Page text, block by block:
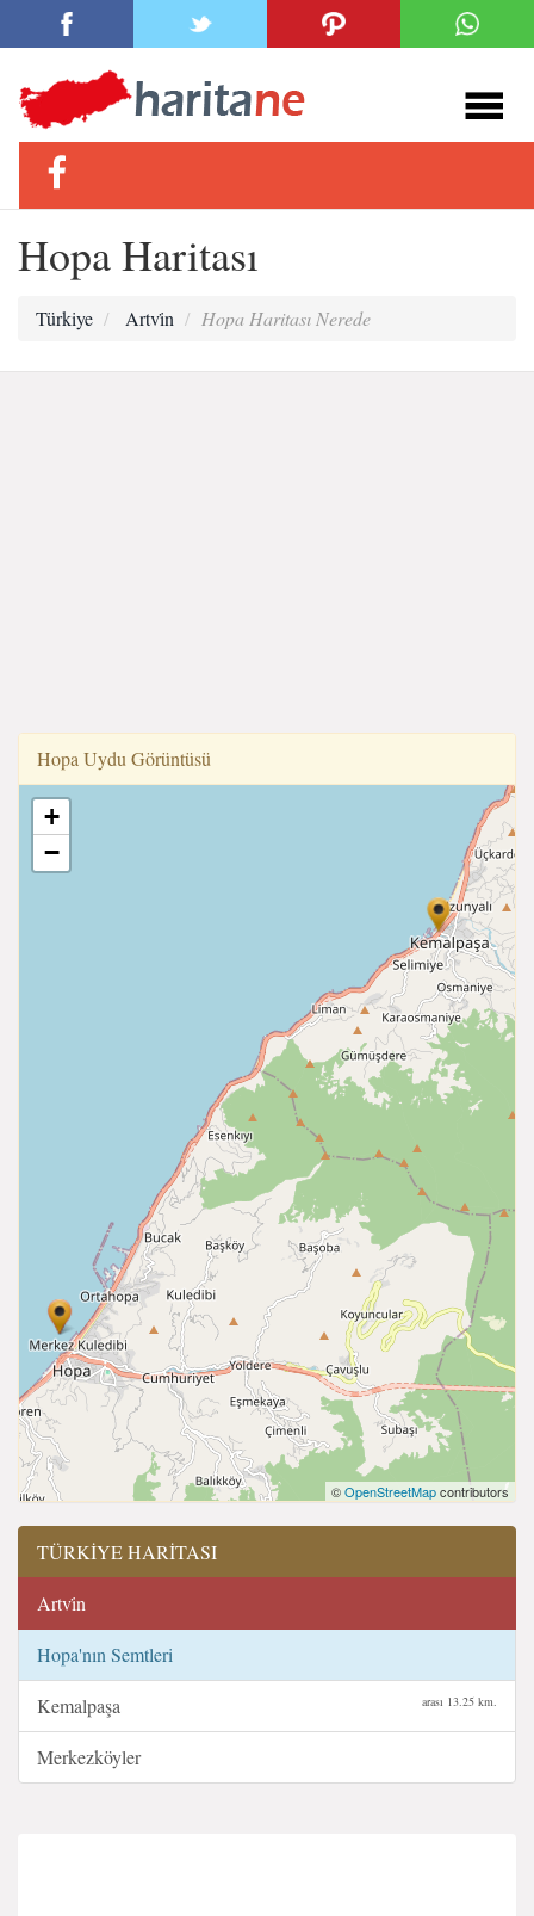
Hopa Haritası
Türkiye Artvi̇n Hopa Haritası Nerede
Hopa Uydu Görüntüsü
+
−
©OpenStreetMapcontributors
TÜRKİYE HARİTASI
Artvi̇n
Hopa'nın Semtleri
Kemalpaşa arası 13.25 km.
Merkezköyler